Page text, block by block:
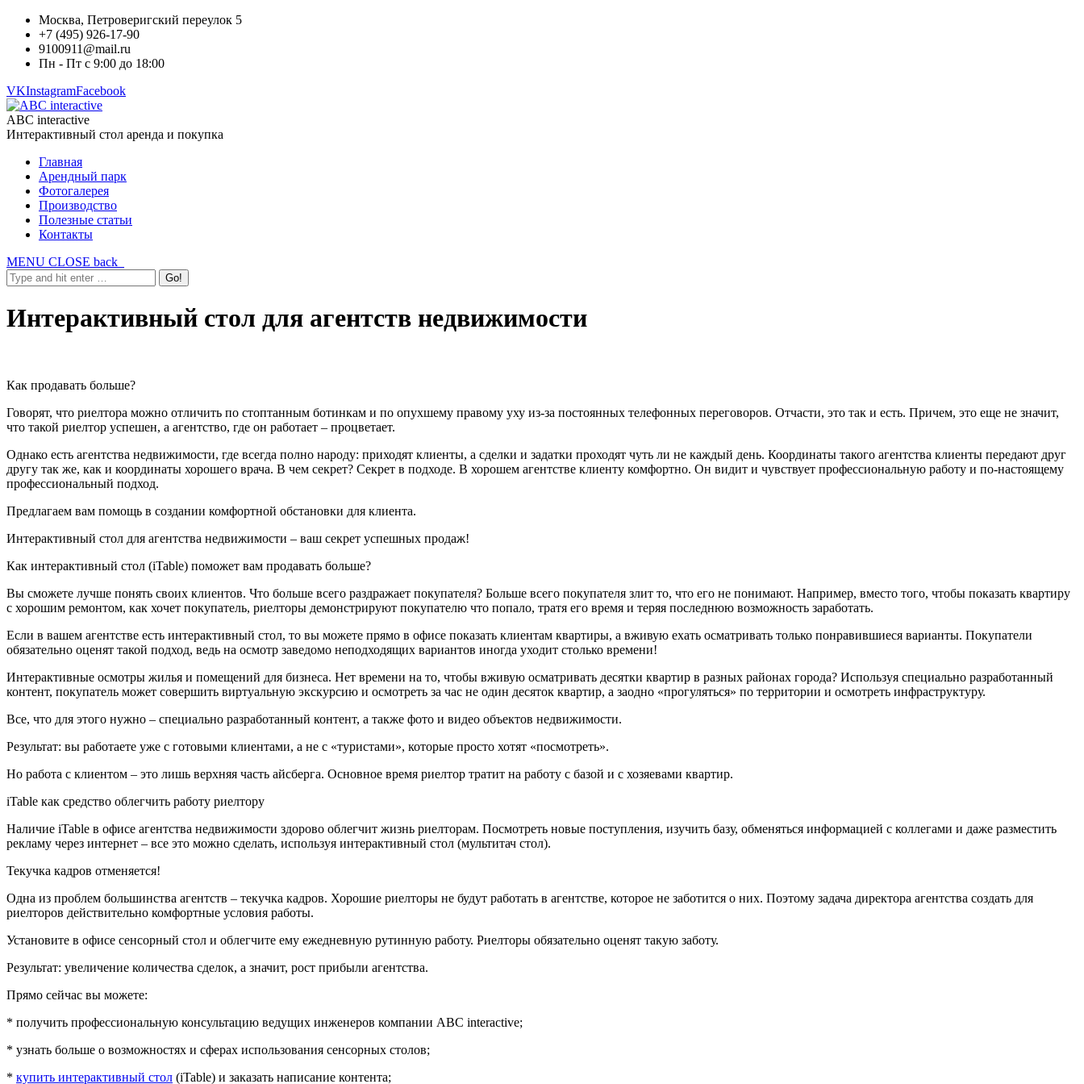
Москва, Петроверигский переулок 5
+7 (495) 926-17-90
9100911@mail.ru
Пн - Пт с 9:00 до 18:00
VKInstagramFacebook
ABC interactive
Интерактивный стол аренда и покупка
Главная
Арендный парк
Фотогалерея
Производство
Полезные статьи
Контакты
MENU CLOSE back
Интерактивный стол для агентств недвижимости
Как продавать больше?
Говорят, что риелтора можно отличить по стоптанным ботинкам и по опухшему правому уху из-за постоянных телефонных переговоров. Отчасти, это так и есть. Причем, это еще не значит,
что такой риелтор успешен, а агентство, где он работает – процветает.
Однако есть агентства недвижимости, где всегда полно народу: приходят клиенты, а сделки и задатки проходят чуть ли не каждый день. Координаты такого агентства клиенты передают друг
другу так же, как и координаты хорошего врача. В чем секрет? Секрет в подходе. В хорошем агентстве клиенту комфортно. Он видит и чувствует профессиональную работу и по-настоящему
профессиональный подход.
Предлагаем вам помощь в создании комфортной обстановки для клиента.
Интерактивный стол для агентства недвижимости – ваш секрет успешных продаж!
Как интерактивный стол (iTable) поможет вам продавать больше?
Вы сможете лучше понять своих клиентов. Что больше всего раздражает покупателя? Больше всего покупателя злит то, что его не понимают. Например, вместо того, чтобы показать квартиру
с хорошим ремонтом, как хочет покупатель, риелторы демонстрируют покупателю что попало, тратя его время и теряя последнюю возможность заработать.
Если в вашем агентстве есть интерактивный стол, то вы можете прямо в офисе показать клиентам квартиры, а вживую ехать осматривать только понравившиеся варианты. Покупатели
обязательно оценят такой подход, ведь на осмотр заведомо неподходящих вариантов иногда уходит столько времени!
Интерактивные осмотры жилья и помещений для бизнеса. Нет времени на то, чтобы вживую осматривать десятки квартир в разных районах города? Используя специально разработанный
контент, покупатель может совершить виртуальную экскурсию и осмотреть за час не один десяток квартир, а заодно «прогуляться» по территории и осмотреть инфраструктуру.
Все, что для этого нужно – специально разработанный контент, а также фото и видео объектов недвижимости.
Результат: вы работаете уже с готовыми клиентами, а не с «туристами», которые просто хотят «посмотреть».
Но работа с клиентом – это лишь верхняя часть айсберга. Основное время риелтор тратит на работу с базой и с хозяевами квартир.
iTable как средство облегчить работу риелтору
Наличие iTable в офисе агентства недвижимости здорово облегчит жизнь риелторам. Посмотреть новые поступления, изучить базу, обменяться информацией с коллегами и даже разместить
рекламу через интернет – все это можно сделать, используя интерактивный стол (мультитач стол).
Текучка кадров отменяется!
Одна из проблем большинства агентств – текучка кадров. Хорошие риелторы не будут работать в агентстве, которое не заботится о них. Поэтому задача директора агентства создать для
риелторов действительно комфортные условия работы.
Установите в офисе сенсорный стол и облегчите ему ежедневную рутинную работу. Риелторы обязательно оценят такую заботу.
Результат: увеличение количества сделок, а значит, рост прибыли агентства.
Прямо сейчас вы можете:
* получить профессиональную консультацию ведущих инженеров компании ABC interactive;
* узнать больше о возможностях и сферах использования сенсорных столов;
* купить интерактивный стол (iTable) и заказать написание контента;